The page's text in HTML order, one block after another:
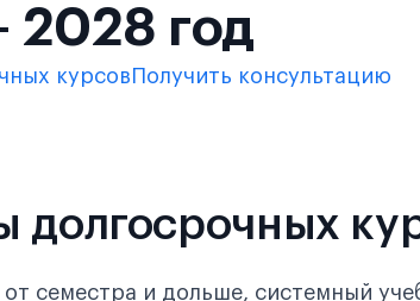
2028 год
курсов Получить консультацию
долгосрочных
семестра и дольше, системный